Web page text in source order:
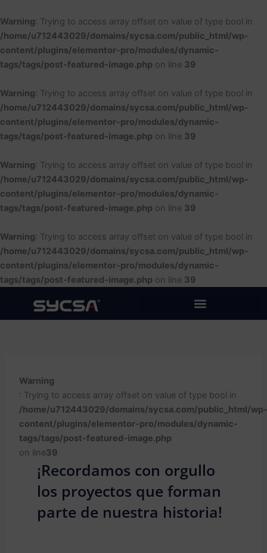
Warning: Trying to access array offset on value of type bool in
/home/u712443029/domains/sycsa.com/public_html/wp-
content/plugins/elementor-pro/modules/dynamic-
tags/tags/post-featured-image.php on line 39
Warning: Trying to access array offset on value of type bool in
/home/u712443029/domains/sycsa.com/public_html/wp-
content/plugins/elementor-pro/modules/dynamic-
tags/tags/post-featured-image.php on line 39
Warning: Trying to access array offset on value of type bool in
/home/u712443029/domains/sycsa.com/public_html/wp-
content/plugins/elementor-pro/modules/dynamic-
tags/tags/post-featured-image.php on line 39
Warning: Trying to access array offset on value of type bool in
/home/u712443029/domains/sycsa.com/public_html/wp-
content/plugins/elementor-pro/modules/dynamic-
tags/tags/post-featured-image.php on line 39
al
contenido
Warning
: Trying to access array offset on value of type bool in
/home/u712443029/domains/sycsa.com/public_html/
content/plugins/elementor-pro/modules/dynamic-
tags/tags/post-featured-image.php
on line39
¡Recordamos con orgullo
los proyectos que forman
parte de nuestra historia!